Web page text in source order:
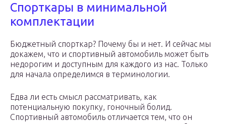
Спорткары в минимальной
комплектации
Бюджетный спорткар? Почему бы и нет. И сейчас мы
докажем, что и спортивный автомобиль может быть
недорогим и доступным для каждого из нас. Только
для начала определимся в терминологии.
Едва ли есть смысл рассматривать, как
потенциальную покупку, гоночный болид.
Спортивный автомобиль отличается тем, что он